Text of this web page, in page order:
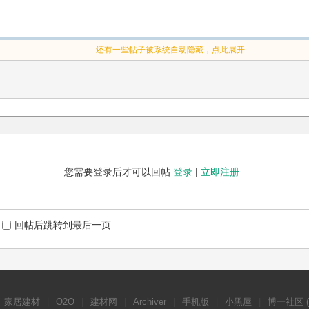
还有一些帖子被系统自动隐藏，点此展开
您需要登录后才可以回帖 登录| 立即注册
回帖后跳转到最后一页
家居建材 O2O 建材网 Archiver 手机版 小黑屋 博一社区